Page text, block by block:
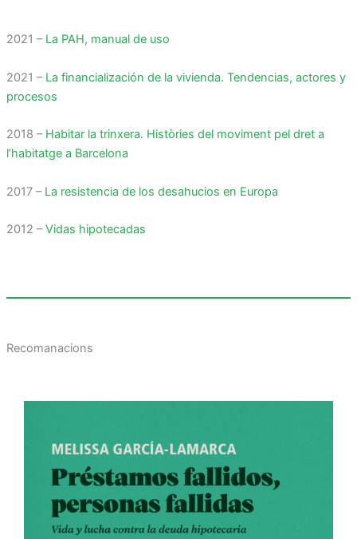
2021 – La PAH, manual de uso
2021 – La financialización de la vivienda. Tendencias, actores y
procesos
2018 – Habitar la trinxera. Històries del moviment pel dret a
l’habitatge a Barcelona
2017 – La resistencia de los desahucios en Europa
2012 –Vidas hipotecadas
Recomanacions